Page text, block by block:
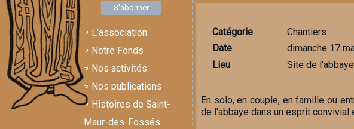
L'association
Notre Fonds
Nos activités
Nos publications
Histoires de Saint-
Maur-des-Fossés
Catégorie
Chantiers
Date
dimanche 17
Lieu Site de
En solo, en couple, en famille ou
de l'abbaye dans un esprit convivial